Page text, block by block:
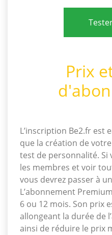
Prix
L’inscription Be2.fr est
que la création de
test de personnalité.
les membres et voir
vous devrez passer à
L’abonnement
6 ou 12 mois. Son prix
allongeant la durée de
ainsi de réduire le prix